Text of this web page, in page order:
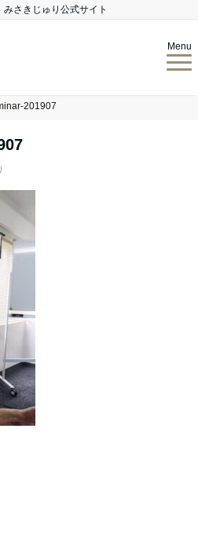
さきじゅり公式サイト
Menu
201907